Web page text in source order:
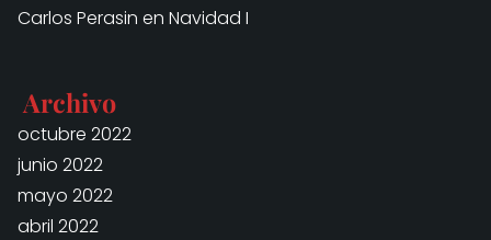
Carlos Perasin en Navidad I
Archivo
octubre 2022
junio 2022
mayo 2022
abril 2022